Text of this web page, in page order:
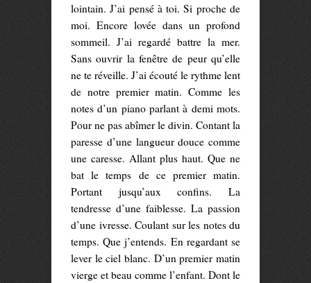
lointain. J’ai pensé à toi. Si proche de
moi. Encore lovée dans un profond
sommeil. J’ai regardé battre la mer.
Sans ouvrir la fenêtre de peur qu’elle
ne te réveille. J’ai écouté le rythme lent
de notre premier matin. Comme les
notes d’un piano parlant à demi mots.
Pour ne pas abîmer le divin. Contant la
paresse d’une langueur douce comme
une caresse. Allant plus haut. Que ne
bat le temps de ce premier matin.
Portant jusqu’aux confins. La
tendresse d’une faiblesse. La passion
d’une ivresse. Coulant sur les notes du
temps. Que j’entends. En regardant se
lever le ciel blanc. D’un premier matin
vierge et beau comme l’enfant. Dont le